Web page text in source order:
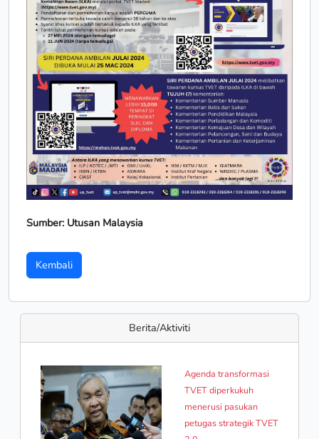
Sumber: Utusan Malaysia
Kembali
Berita/Aktiviti
Agenda transformasi
TVET diperkukuh
menerusi pasukan
petugas strategik TVET